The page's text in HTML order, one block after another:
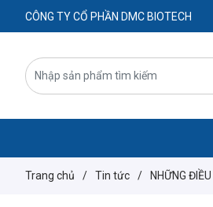
CÔNG TY CỔ PHẦN DMC BIOTECH
Trang chủ / Tin tức / NHỮNG